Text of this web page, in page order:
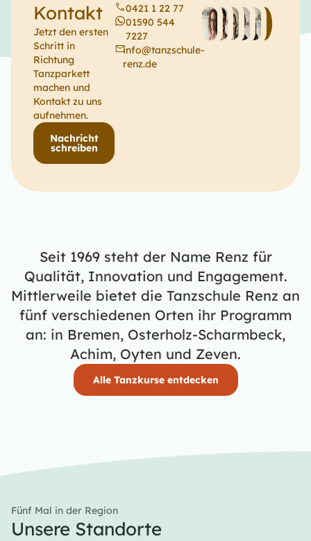
Kontakt
Jetzt den ersten
Schritt in
Richtung
Tanzparkett
machen und
Kontakt zu uns
aufnehmen.
Nachricht
schreiben
0421 1 22 77
01590 544
7227
info@tanzschule-
renz.de
Seit 1969 steht der Name Renz für
Qualität, Innovation und Engagement.
Mittlerweile bietet die Tanzschule Renz an
fünf verschiedenen Orten ihr Programm
an: in Bremen, Osterholz-Scharmbeck,
Achim, Oyten und Zeven.
Alle Tanzkurse entdecken
Fünf Mal in der Region
Unsere Standorte